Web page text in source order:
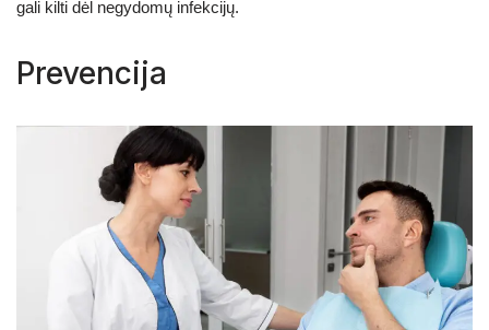
gali kilti dėl negydomų infekcijų.
Prevencija